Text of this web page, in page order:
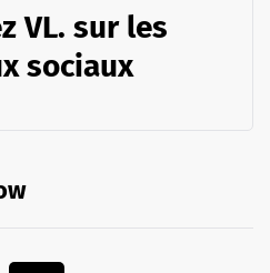
VL. sur les
sociaux